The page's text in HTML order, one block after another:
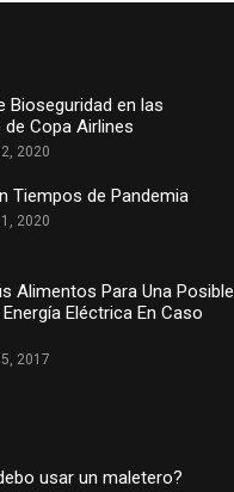
Bioseguridad en las
Copa Airlines
2, 2020
Tiempos de Pandemia
1, 2020
Alimentos Para Una Posible
Eléctrica En Caso
5, 2017
usar un maletero?